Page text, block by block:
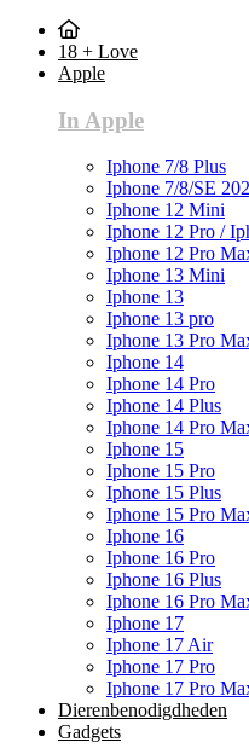
18 + Love
Apple
In Apple
Iphone 7/8 Plus
Iphone 7/8/SE
Iphone 12 Mini
Iphone 12 Pro /
Iphone 12 Pro
Iphone 13 Mini
Iphone 13
Iphone 13 pro
Iphone 13 Pro
Iphone 14
Iphone 14 Pro
Iphone 14 Plus
Iphone 14 Pro
Iphone 15
Iphone 15 Pro
Iphone 15 Plus
Iphone 15 Pro
Iphone 16
Iphone 16 Pro
Iphone 16 Plus
Iphone 16 Pro
Iphone 17
Iphone 17 Air
Iphone 17 Pro
Iphone 17 Pro
Dierenbenodigdheden
Gadgets